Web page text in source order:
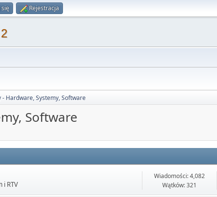
się Rejestracja
- Hardware, Systemy, Software
Software
RTV
Wiadomości: 4,082
Wątków: 321